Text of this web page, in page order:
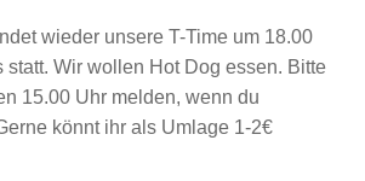
wieder unsere T-Time um 18.00
statt. Wir wollen Hot Dog essen. Bitte
15.00 Uhr melden, wenn du
könnt ihr als Umlage 1-2€